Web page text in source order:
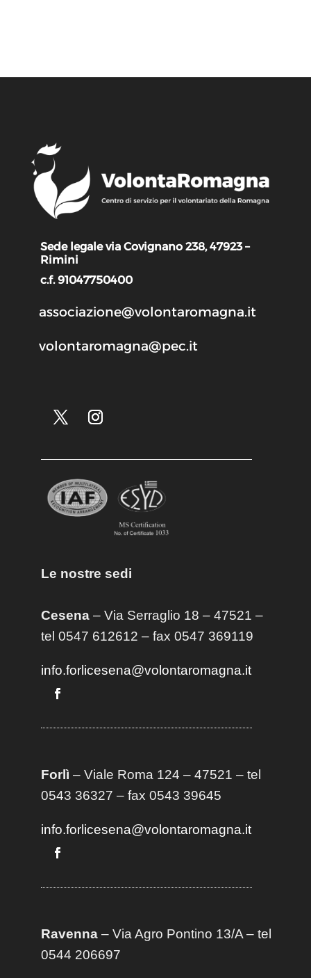
Sede legale via Covignano 238, 47923 –
Rimini
c.f. 91047750400
associazione@volontaromagna.it
volontaromagna@pec.it
Le nostre sedi
Cesena– Via Serraglio 18 – 47521 –
tel 0547 612612 – fax 0547 369119
info.forlicesena@volontaromagna.it
Forlì – Viale Roma 124 – 47521 – tel
0543 36327 – fax 0543 39645
info.forlicesena@volontaromagna.it
Ravenna– Via Agro Pontino 13/A– tel
0544 206697